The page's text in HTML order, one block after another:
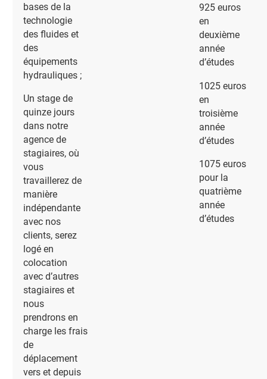
bases de la
technologie
des fluides et
des
équipements
hydrauliques ;
Un stage de
quinze jours
dans notre
agence de
stagiaires, où
vous
travaillerez de
manière
indépendante
avec nos
clients, serez
logé en
colocation
avec d’autres
stagiaires et
nous
prendrons en
charge les frais
de
déplacement
vers et depuis
925 euros
en
deuxième
année
d’études
1025 euros
en
troisième
année
d’études
1075 euros
pour la
quatrième
année
d’études